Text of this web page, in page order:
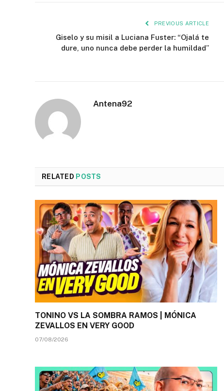
PREVIOUS ARTICLE
Giselo y su misil a Luciana Fuster: “Ojalá te
dure, uno nunca debe perder la humildad”
Antena92
RELATED POSTS
TONINO VS LA SOMBRA RAMOS | MÓNICA
ZEVALLOS EN VERY GOOD
07/08/2026